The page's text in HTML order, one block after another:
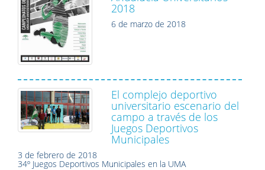
2018
6 de marzo de 2018
El complejo deportivo
universitario escenario del
campo a través de los
Juegos Deportivos
Municipales
3 de febrero de 2018
34º Juegos Deportivos Municipales en la UMA